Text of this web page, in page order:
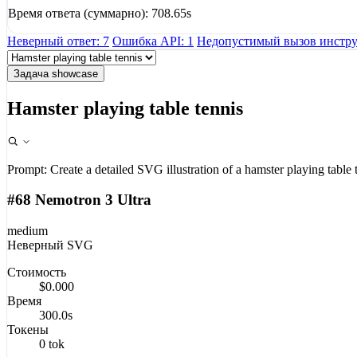
Время ответа (суммарно): 708.65s
Неверный ответ: 7 Ошибка API: 1 Недопустимый вызов
Задача showcase
Hamster playing table tennis
Prompt: Create a detailed SVG illustration of a hamster playing table
#68 Nemotron 3 Ultra
medium
Неверный SVG
Стоимость
$0.000
Время
300.0s
Токены
0 tok